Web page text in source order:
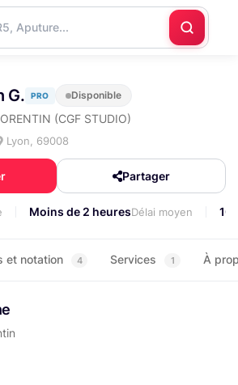
G. PRO Disponible
(CGF STUDIO)
Lyon, 69008
Partager
Moins de 2 heuresDélai moyen
et notation 4 Services 1 À